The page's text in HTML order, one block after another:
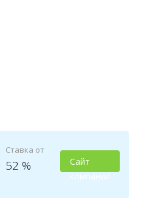
Ставка от
52 %
Сайт
компании